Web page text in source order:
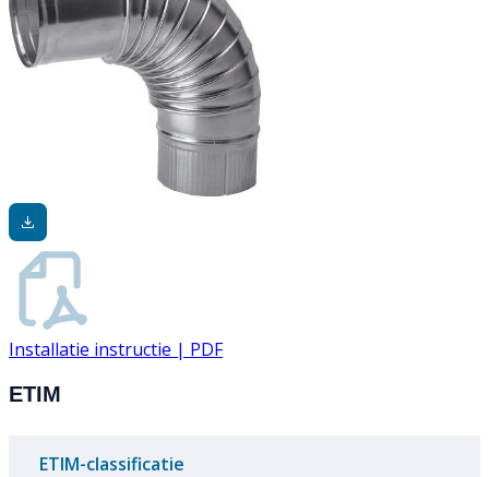
Installatie instructie | PDF
ETIM
ETIM-classificatie